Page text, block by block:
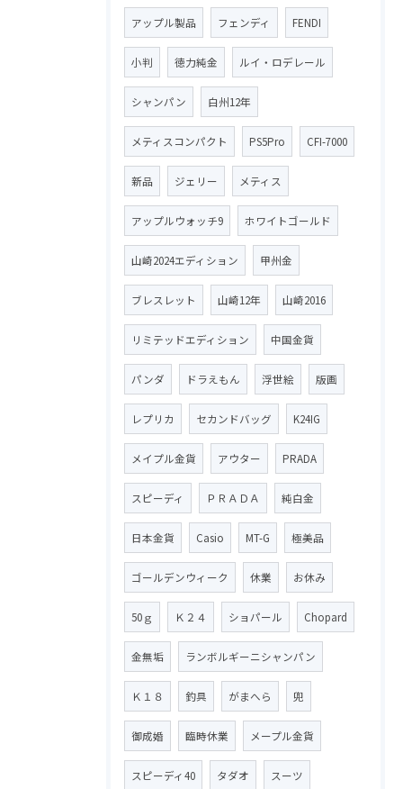
アップル製品 フェンディ FENDI
小判 徳力純金 ルイ・ロデレール
シャンパン 白州12年
メティスコンパクト PS5Pro CFI-7000
新品 ジェリー メティス
アップルウォッチ9 ホワイトゴールド
山崎2024エディション 甲州金
ブレスレット 山崎12年 山崎2016
リミテッドエディション 中国金貨
パンダ ドラえもん 浮世絵 版画
レプリカ セカンドバッグ K24IG
メイプル金貨 アウター PRADA
スピーディ ＰＲＡＤＡ 純白金
日本金貨 Casio MT-G 極美品
ゴールデンウィーク 休業 お休み
50ｇ Ｋ２４ ショパール Chopard
金無垢 ランボルギーニシャンパン
Ｋ１８ 釣具 がまへら 兜
御成婚 臨時休業 メープル金貨
スピーディ40 タダオ スーツ